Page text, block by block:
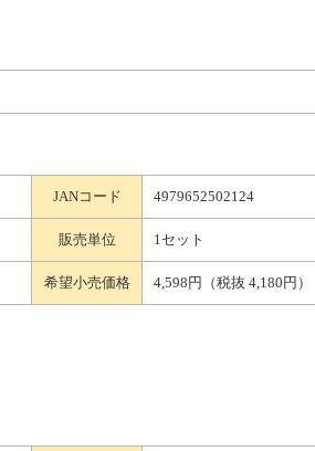
JANコード 4979652502124
販売単位 1セット
希望小売価格 4,598円（税抜 4,180円）